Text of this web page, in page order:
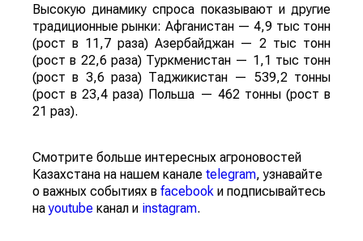
Высокую динамику спроса показывают и другие
традиционные рынки: Афганистан — 4,9 тыс тонн
(рост в 11,7 раза) Азербайджан — 2 тыс тонн
(рост в 22,6 раза) Туркменистан — 1,1 тыс тонн
(рост в 3,6 раза) Таджикистан — 539,2 тонны
(рост в 23,4 раза) Польша — 462 тонны (рост в
21 раз).
Смотрите больше интересных агроновостей
Казахстана на нашем канале telegram, узнавайте
о важных событиях в facebook и подписывайтесь
наyoutube канал и instagram.